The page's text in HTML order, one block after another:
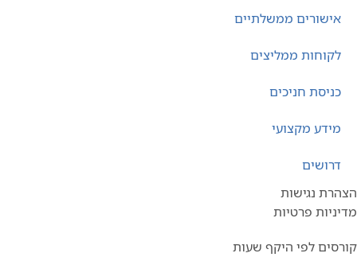
אישורים ממשלתיים
לקוחות ממליצים
כניסת חניכים
מידע מקצועי
דרושים
נגישות
פרטיות
לפי היקף שעות